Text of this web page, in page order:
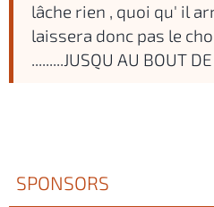
lâche rien , quoi qu' il
laissera donc pas le
.........JUSQU AU BOUT
SPONSORS